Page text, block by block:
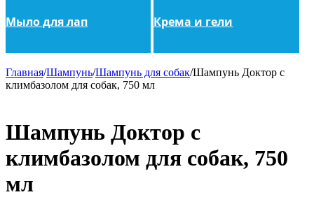
Мыло для лап Крема и гели
Главная/Шампунь/Шампунь для собак/Шампунь Доктор с
климбазолом для собак, 750 мл
Шампунь Доктор с
климбазолом для собак, 750
мл